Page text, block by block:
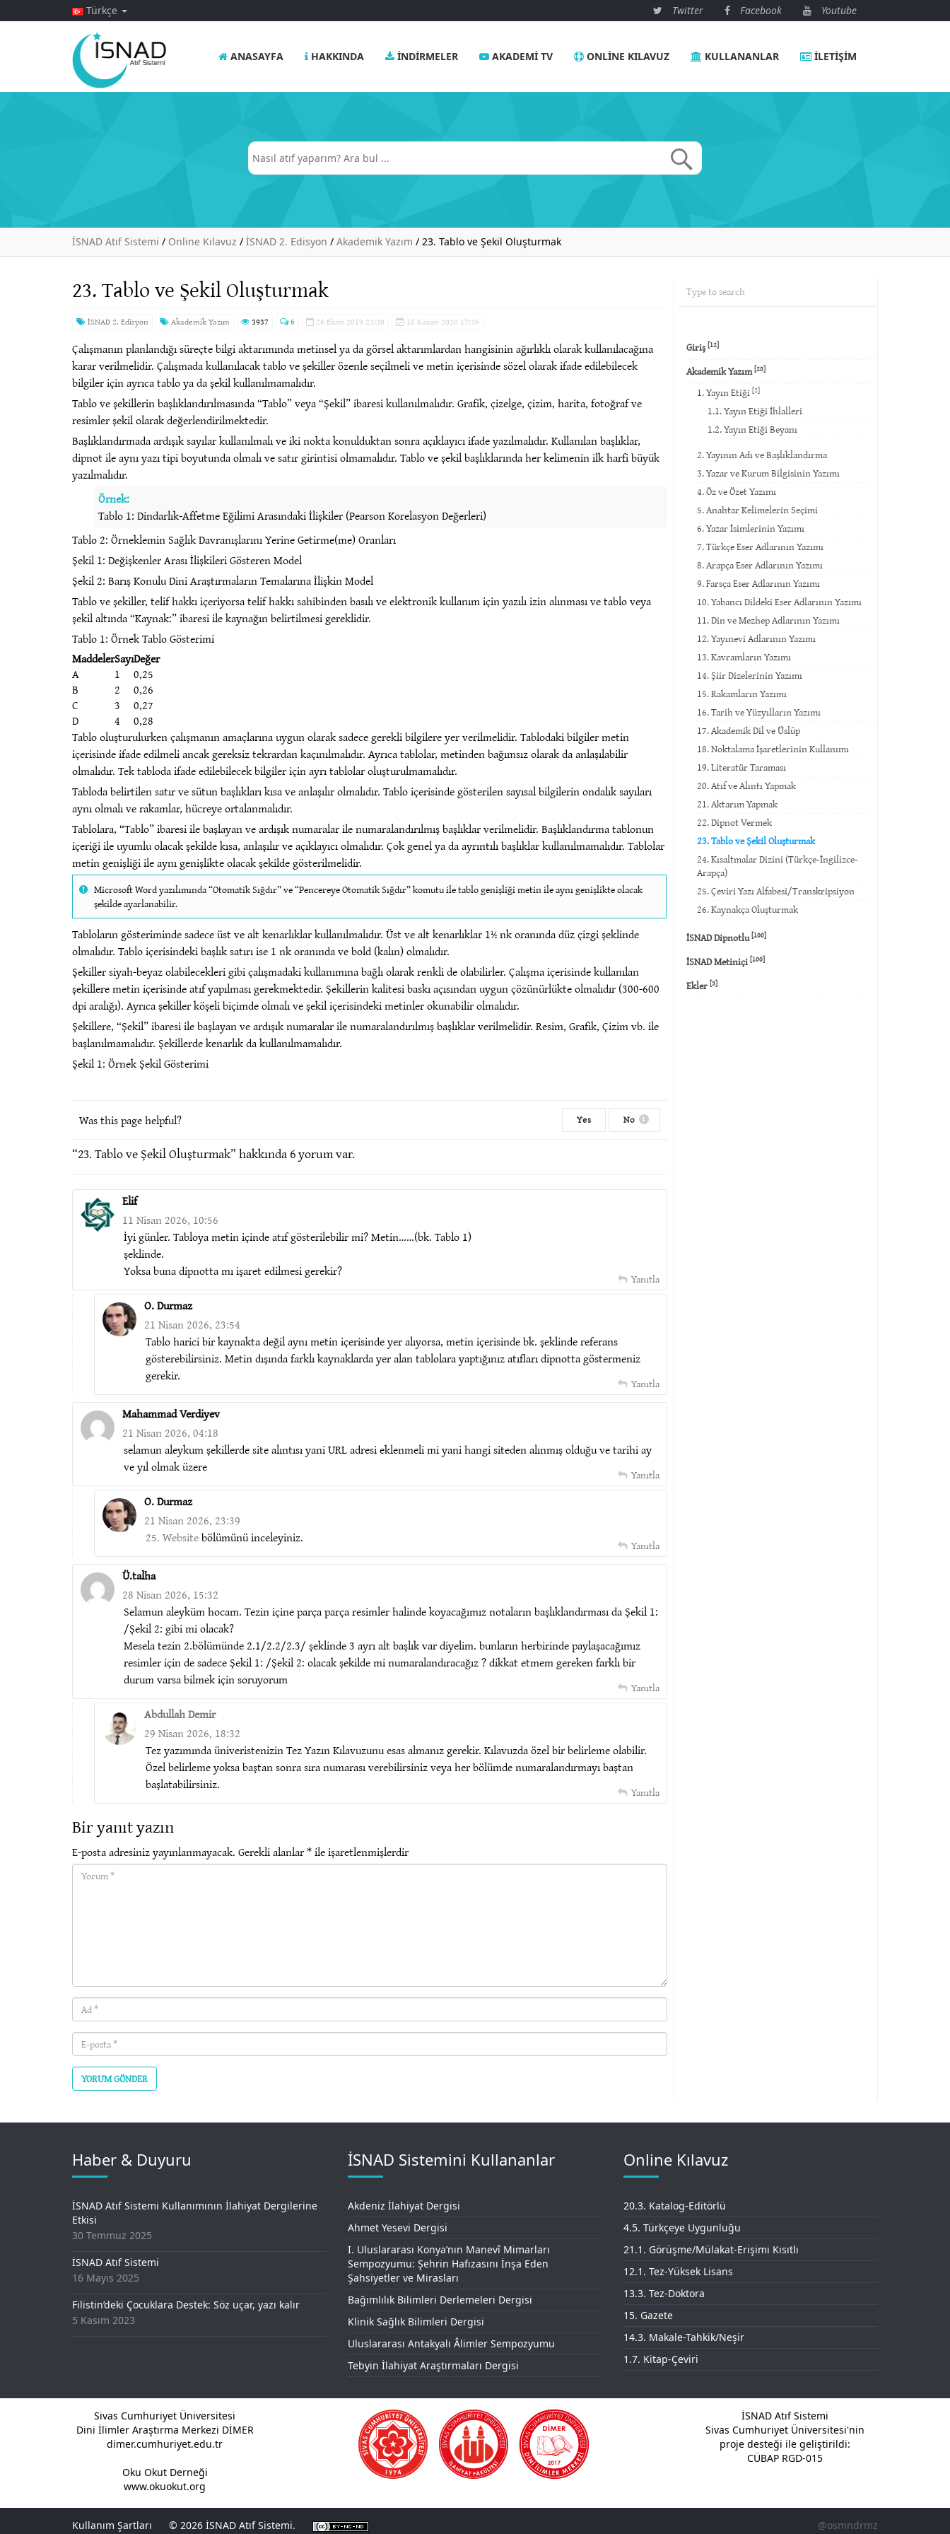
Türkçe Twitter Facebook Youtube
ANASAYFA HAKKINDA İNDIRMELER AKADEMI TV ONLINE KILAVUZ KULLANANLAR İLETIŞIM
İSNAD Atıf Sistemi / Online Kılavuz / İSNAD 2. Edisyon / Akademik Yazım / 23. Tablo ve Şekil Oluşturmak
23. Tablo ve Şekil Oluşturmak
İSNAD 2. Edisyon Akademik Yazım 3937 6 26 Ekim 2019 23:30 18 Kasım 2020 17:36
Çalışmanın planlandığı süreçte bilgi aktarımında metinsel ya da görsel aktarımlardan hangisinin ağırlıklı olarak kullanılacağına
karar verilmelidir. Çalışmada kullanılacak tablo ve şekiller özenle seçilmeli ve metin içerisinde sözel olarak ifade edilebilecek
bilgiler için ayrıca tablo ya da şekil kullanılmamalıdır.
Tablo ve şekillerin başlıklandırılmasında “Tablo” veya “Şekil” ibaresi kullanılmalıdır. Grafik, çizelge, çizim, harita, fotoğraf ve
resimler şekil olarak değerlendirilmektedir.
Başlıklandırmada ardışık sayılar kullanılmalı ve iki nokta konulduktan sonra açıklayıcı ifade yazılmalıdır. Kullanılan başlıklar,
dipnot ile aynı yazı tipi boyutunda olmalı ve satır girintisi olmamalıdır. Tablo ve şekil başlıklarında her kelimenin ilk harfi büyük
yazılmalıdır.
Örnek:
Tablo 1: Dindarlık-Affetme Eğilimi Arasındaki İlişkiler (Pearson Korelasyon Değerleri)
Tablo 2: Örneklemin Sağlık Davranışlarını Yerine Getirme(me) Oranları
Şekil 1: Değişkenler Arası İlişkileri Gösteren Model
Şekil 2: Barış Konulu Dini Araştırmaların Temalarına İlişkin Model
Tablo ve şekiller, telif hakkı içeriyorsa telif hakkı sahibinden basılı ve elektronik kullanım için yazılı izin alınması ve tablo veya
şekil altında “Kaynak:” ibaresi ile kaynağın belirtilmesi gereklidir.
Tablo 1: Örnek Tablo Gösterimi
MaddelerSayıDeğer
A
1
0,25
B
2
0,26
C
3
0,27
D
4
0,28
Tablo oluşturulurken çalışmanın amaçlarına uygun olarak sadece gerekli bilgilere yer verilmelidir. Tablodaki bilgiler metin
içerisinde ifade edilmeli ancak gereksiz tekrardan kaçınılmalıdır. Ayrıca tablolar, metinden bağımsız olarak da anlaşılabilir
olmalıdır. Tek tabloda ifade edilebilecek bilgiler için ayrı tablolar oluşturulmamalıdır.
Tabloda belirtilen satır ve sütun başlıkları kısa ve anlaşılır olmalıdır. Tablo içerisinde gösterilen sayısal bilgilerin ondalık sayıları
aynı olmalı ve rakamlar, hücreye ortalanmalıdır.
Tablolara, “Tablo” ibaresi ile başlayan ve ardışık numaralar ile numaralandırılmış başlıklar verilmelidir. Başlıklandırma tablonun
içeriği ile uyumlu olacak şekilde kısa, anlaşılır ve açıklayıcı olmalıdır. Çok genel ya da ayrıntılı başlıklar kullanılmamalıdır. Tablolar
metin genişliği ile aynı genişlikte olacak şekilde gösterilmelidir.
Microsoft Word yazılımında “Otomatik Sığdır” ve “Pencereye Otomatik Sığdır” komutu ile tablo genişliği metin ile aynı genişlikte olacak
şekilde ayarlanabilir.
Tabloların gösteriminde sadece üst ve alt kenarlıklar kullanılmalıdır. Üst ve alt kenarlıklar 1½ nk oranında düz çizgi şeklinde
olmalıdır. Tablo içerisindeki başlık satırı ise 1 nk oranında ve bold (kalın) olmalıdır.
Şekiller siyah-beyaz olabilecekleri gibi çalışmadaki kullanımına bağlı olarak renkli de olabilirler. Çalışma içerisinde kullanılan
şekillere metin içerisinde atıf yapılması gerekmektedir. Şekillerin kalitesi baskı açısından uygun çözünürlükte olmalıdır (300-600
dpi aralığı). Ayrıca şekiller köşeli biçimde olmalı ve şekil içerisindeki metinler okunabilir olmalıdır.
Şekillere, “Şekil” ibaresi ile başlayan ve ardışık numaralar ile numaralandırılmış başlıklar verilmelidir. Resim, Grafik, Çizim vb. ile
başlanılmamalıdır. Şekillerde kenarlık da kullanılmamalıdır.
Şekil 1: Örnek Şekil Gösterimi
Was this page helpful? Yes No 1
“23. Tablo ve Şekil Oluşturmak” hakkında 6 yorum var.
Elif
11 Nisan 2026, 10:56
İyi günler. Tabloya metin içinde atıf gösterilebilir mi? Metin……(bk. Tablo 1)
şeklinde.
Yoksa buna dipnotta mı işaret edilmesi gerekir?
Yanıtla
O. Durmaz
21 Nisan 2026, 23:54
Tablo harici bir kaynakta değil aynı metin içerisinde yer alıyorsa, metin içerisinde bk. şeklinde referans
gösterebilirsiniz. Metin dışında farklı kaynaklarda yer alan tablolara yaptığınız atıfları dipnotta göstermeniz
gerekir.
Yanıtla
Mahammad Verdiyev
21 Nisan 2026, 04:18
selamun aleykum şekillerde site alıntısı yani URL adresi eklenmeli mi yani hangi siteden alınmış olduğu ve tarihi ay
ve yıl olmak üzere
Yanıtla
O. Durmaz
21 Nisan 2026, 23:39
25. Websitebölümünü inceleyiniz. Yanıtla
Ü.talha
28 Nisan 2026, 15:32
Selamun aleyküm hocam. Tezin içine parça parça resimler halinde koyacağımız notaların başlıklandırması da Şekil 1:
/Şekil 2: gibi mi olacak?
Mesela tezin 2.bölümünde 2.1/2.2/2.3/ şeklinde 3 ayrı alt başlık var diyelim. bunların herbirinde paylaşacağımız
resimler için de sadece Şekil 1: /Şekil 2: olacak şekilde mi numaralandıracağız ? dikkat etmem gereken farklı bir
durum varsa bilmek için soruyorum
Yanıtla
Abdullah Demir
29 Nisan 2026, 18:32
Tez yazımında üniveristenizin Tez Yazın Kılavuzunu esas almanız gerekir. Kılavuzda özel bir belirleme olabilir.
Özel belirleme yoksa baştan sonra sıra numarası verebilirsiniz veya her bölümde numaralandırmayı baştan
başlatabilirsiniz.
Yanıtla
Bir yanıt yazın
E-posta adresiniz yayınlanmayacak. Gerekli alanlar*ile işaretlenmişlerdir
Yorum(required)
Ad
(required)
E-
posta
(required)
Giriş[12]
Akademik Yazım[28]
1. Yayın Etiği [2]
1.1. Yayın Etiği İhlalleri
1.2. Yayın Etiği Beyanı
2. Yayının Adı ve Başlıklandırma
3. Yazar ve Kurum Bilgisinin Yazımı
4. Öz ve Özet Yazımı
5. Anahtar Kelimelerin Seçimi
6. Yazar İsimlerinin Yazımı
7. Türkçe Eser Adlarının Yazımı
8. Arapça Eser Adlarının Yazımı
9. Farsça Eser Adlarının Yazımı
10. Yabancı Dildeki Eser Adlarının Yazımı
11. Din ve Mezhep Adlarının Yazımı
12. Yayınevi Adlarının Yazımı
13. Kavramların Yazımı
14. Şiir Dizelerinin Yazımı
15. Rakamların Yazımı
16. Tarih ve Yüzyılların Yazımı
17. Akademik Dil ve Üslûp
18. Noktalama İşaretlerinin Kullanımı
19. Literatür Taraması
20. Atıf ve Alıntı Yapmak
21. Aktarım Yapmak
22. Dipnot Vermek
23. Tablo ve Şekil Oluşturmak
24. Kısaltmalar Dizini (Türkçe-İngilizce-
Arapça)
25. Çeviri Yazı Alfabesi/Transkripsiyon
26. Kaynakça Oluşturmak
İSNAD Dipnotlu[100]
İSNAD Metiniçi [100]
Ekler [3]
Haber & Duyuru
İSNAD Atıf Sistemi Kullanımının İlahiyat Dergilerine
Etkisi
30 Temmuz 2025
İSNAD Atıf Sistemi
16 Mayıs 2025
Filistin’deki Çocuklara Destek: Söz uçar, yazı kalır
5 Kasım 2023
İSNAD Sistemini Kullananlar
Akdeniz İlahiyat Dergisi
Ahmet Yesevi Dergisi
I. Uluslararası Konya’nın Manevî Mimarları
Sempozyumu: Şehrin Hafızasını İnşa Eden
Şahsiyetler ve Mirasları
Bağımlılık Bilimleri Derlemeleri Dergisi
Klinik Sağlık Bilimleri Dergisi
Uluslararası Antakyalı Âlimler Sempozyumu
Tebyin İlahiyat Araştırmaları Dergisi
Online Kılavuz
20.3. Katalog-Editörlü
4.5. Türkçeye Uygunluğu
21.1. Görüşme/Mülakat-Erişimi Kısıtlı
12.1. Tez-Yüksek Lisans
13.3. Tez-Doktora
15. Gazete
14.3. Makale-Tahkik/Neşir
1.7. Kitap-Çeviri
Sivas Cumhuriyet Üniversitesi
Dini İlimler Araştırma Merkezi DİMER
dimer.cumhuriyet.edu.tr
Oku Okut Derneği
www.okuokut.org
İSNAD Atıf Sistemi
Sivas Cumhuriyet Üniversitesi'nin
proje desteği ile geliştirildi:
CÜBAP RGD-015
Kullanım Şartları © 2026 İSNAD Atıf Sistemi. @osmndrmz